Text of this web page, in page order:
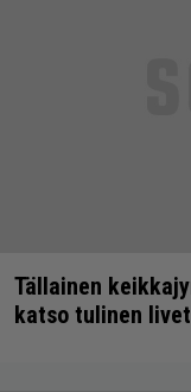
Tällainen
katso tulinen